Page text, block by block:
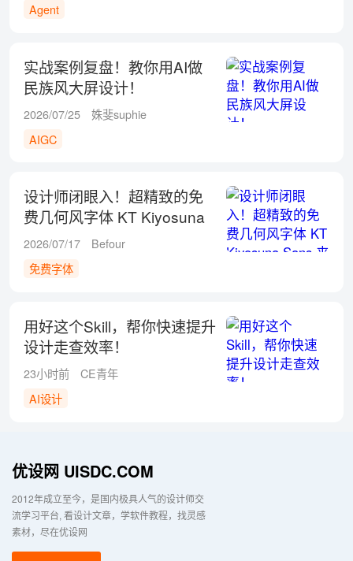
Agent
实战案例复盘！教你用AI做
民族风大屏设计！
2026/07/25
姝斐suphie
AIGC
设计师闭眼入！超精致的免
费几何风字体 KT Kiyosuna
Sans 来了！
2026/07/17
Befour
免费字体
用好这个Skill，帮你快速提升
设计走查效率！
23小时前
CE青年
AI设计
优设网 UISDC.COM
2012年成立至今，是国内极具人气的设计师交
流学习平台 看设计文章，学软件教程，找灵感
素材，尽在优设网